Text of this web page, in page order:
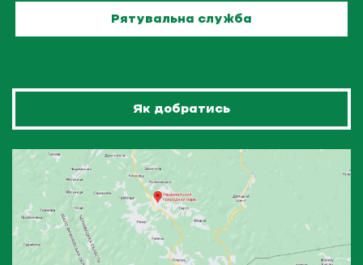
Рятувальна служба
Як добратись